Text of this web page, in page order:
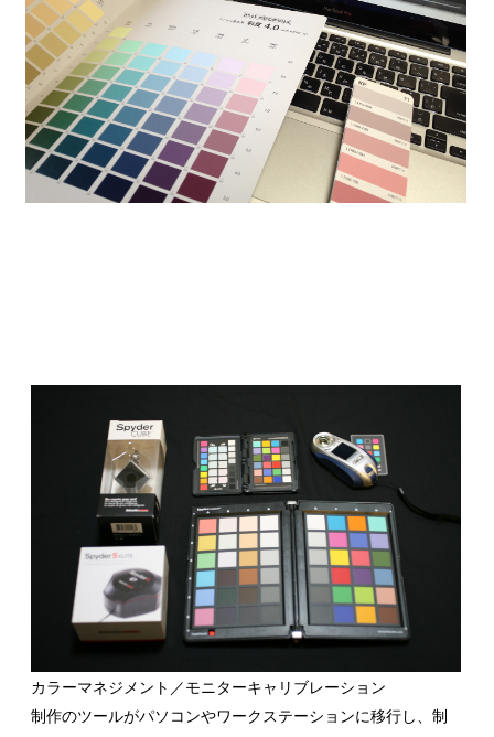
カラーマネジメント／モニターキャリブレーション
制作のツールがパソコンやワークステーションに移行し、制